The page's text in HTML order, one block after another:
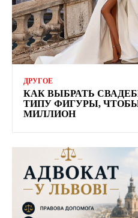
ДРУГОЕ
КАК ВЫБРАТЬ
ТИПУ ФИГУРЫ,
МИЛЛИОН